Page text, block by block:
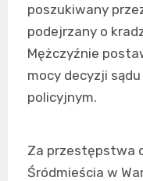
poszukiwany
podejrzany o
Mężczyźnie
mocy decyzji
policyjnym.
Za przestępstwa
Śródmieścia w